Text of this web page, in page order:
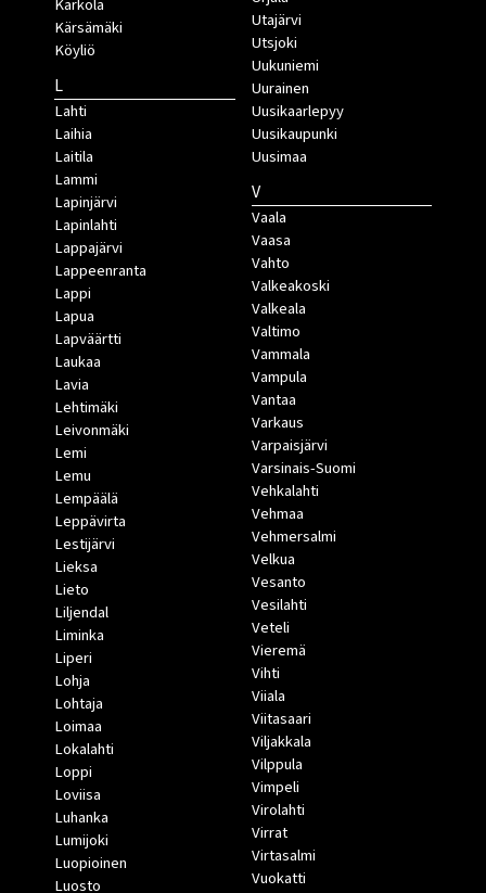
Kärkölä
Kärsämäki
Köyliö
L
Lahti
Laihia
Laitila
Lammi
Lapinjärvi
Lapinlahti
Lappajärvi
Lappeenranta
Lappi
Lapua
Lapväärtti
Laukaa
Lavia
Lehtimäki
Leivonmäki
Lemi
Lemu
Lempäälä
Leppävirta
Lestijärvi
Lieksa
Lieto
Liljendal
Liminka
Liperi
Lohja
Lohtaja
Loimaa
Lokalahti
Loppi
Loviisa
Luhanka
Lumijoki
Luopioinen
Luosto
Utajärvi
Utsjoki
Uukuniemi
Uurainen
Uusikaarlepyy
Uusikaupunki
Uusimaa
V
Vaala
Vaasa
Vahto
Valkeakoski
Valkeala
Valtimo
Vammala
Vampula
Vantaa
Varkaus
Varpaisjärvi
Varsinais-Suomi
Vehkalahti
Vehmaa
Vehmersalmi
Velkua
Vesanto
Vesilahti
Veteli
Vieremä
Vihti
Viiala
Viitasaari
Viljakkala
Vilppula
Vimpeli
Virolahti
Virrat
Virtasalmi
Vuokatti